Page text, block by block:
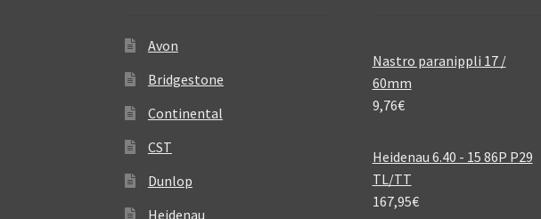
Avon
Bridgestone
Continental
CST
Dunlop
Heidenau
Nastro paranippli 17 /
60mm
9,76€
Heidenau 6.40 - 15 86P P29
TL/TT
167,95€